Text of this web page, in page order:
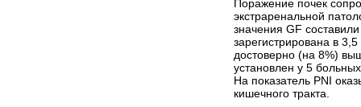
Поражение почек
экстраренальной
значения GF
зарегистрирована в
достоверно (на 8%)
установлен у 5
На показатель PNI
кишечного тракта.